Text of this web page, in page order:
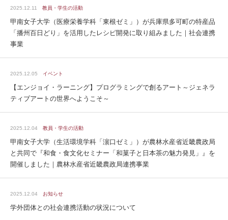
2025.12.11 教員・学生の活動
甲南女子大学（医療栄養学科「東根ゼミ」）が兵庫県多可町の特産品
「播州百日どり」を活用したレシピ開発に取り組みました｜社会連携
事業
2025.12.05 イベント
【エンジョイ・ラーニング】プログラミングで創るアート～ジェネラ
ティブアートの世界へようこそ～
2025.12.04 教員・学生の活動
甲南女子大学（生活環境学科「濵口ゼミ」）が農林水産省近畿農政局
と共同で『和食・食文化セミナー「和菓子と日本茶の魅力発見」』を
開催しました｜農林水産省近畿農政局連携事業
2025.12.04 お知らせ
学外団体との社会連携活動の状況について